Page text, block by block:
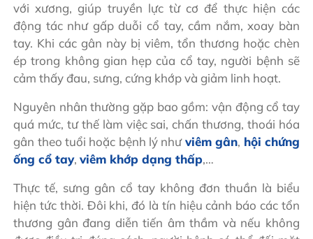
với xương, giúp truyền lực từ cơ để thực hiện các
động tác như gấp duỗi cổ tay, cầm nắm, xoay bàn
tay. Khi các gân này bị viêm, tổn thương hoặc chèn
ép trong không gian hẹp của cổ tay, người bệnh sẽ
cảm thấy đau, sưng, cứng khớp và giảm linh hoạt.
Nguyên nhân thường gặp bao gồm: vận động cổ tay
quá mức, tư thế làm việc sai, chấn thương, thoái hóa
gân theo tuổi hoặc bệnh lý nhưviêm gân, hội chứng
ống cổ tay,viêm khớp dạng thấp,…
Thực tế, sưng gân cổ tay không đơn thuần là biểu
hiện tức thời. Đôi khi, đó là tín hiệu cảnh báo các tổn
thương gân đang diễn tiến âm thầm và nếu không